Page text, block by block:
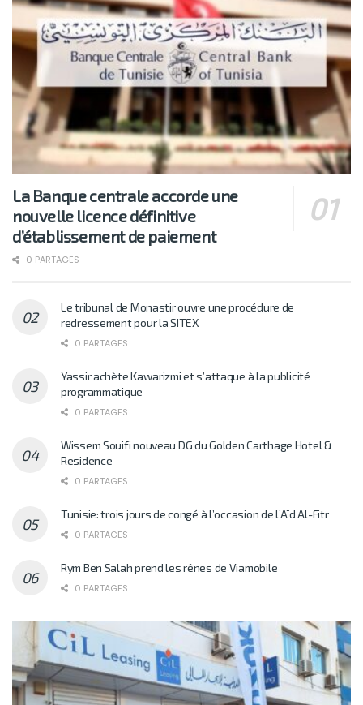
La Banque centrale accorde une
nouvelle licence définitive
d’établissement de paiement
0 PARTAGES
Le tribunal de Monastir ouvre une procédure de
redressement pour la SITEX
0 PARTAGES
Yassir achète Kawarizmi et s’attaque à la publicité
programmatique
0 PARTAGES
Wissem Souifi nouveau DG du Golden Carthage Hotel &
Residence
0 PARTAGES
Tunisie: trois jours de congé à l’occasion de l’Aïd Al-Fitr
0 PARTAGES
Rym Ben Salah prend les rênes de Viamobile
0 PARTAGES